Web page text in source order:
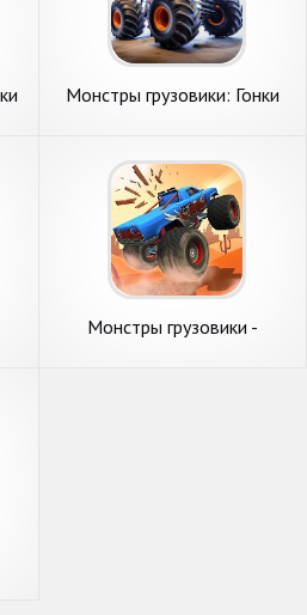
Монстры грузовики: Гонки
Монстры грузовики -